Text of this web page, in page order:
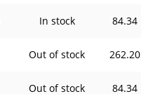
In stock 84.34
Out of stock 262.20
Out of stock 84.34